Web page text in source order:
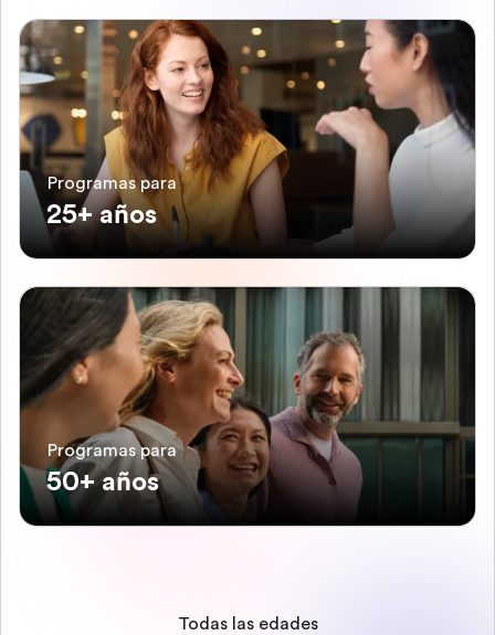
Programas para
25+ años
Programas para
50+ años
Todas las edades